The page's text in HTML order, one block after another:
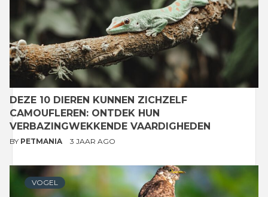
DEZE 10 DIEREN KUNNEN ZICHZELF
CAMOUFLEREN: ONTDEK HUN
VERBAZINGWEKKENDE VAARDIGHEDEN
BY PETMANIA 3 JAAR AGO
VOGEL